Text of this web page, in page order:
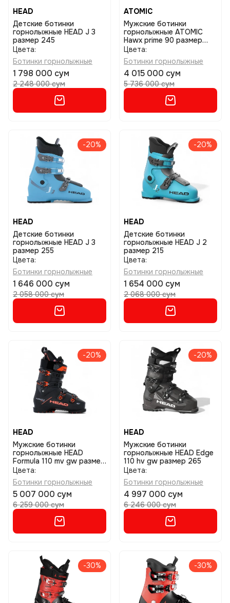
HEAD
Детские ботинки
горнолыжные HEAD J 3
размер 245
Цвета:
Ботинки горнолыжные
1 798 000 сум
2 248 000 сум
ATOMIC
Мужские ботинки
горнолыжные ATOMIC
Hawx prime 90 размер
29/29,5
Цвета:
Ботинки горнолыжные
4 015 000 сум
5 736 000 сум
-20%
HEAD
Детские ботинки
горнолыжные HEAD J 3
размер 255
Цвета:
Ботинки горнолыжные
1 646 000 сум
2 058 000 сум
-20%
HEAD
Детские ботинки
горнолыжные HEAD J 2
размер 215
Цвета:
Ботинки горнолыжные
1 654 000 сум
2 068 000 сум
-20%
HEAD
Мужские ботинки
горнолыжные HEAD
Formula 110 mv gw размер
265
Цвета:
Ботинки горнолыжные
5 007 000 сум
6 259 000 сум
-20%
HEAD
Мужские ботинки
горнолыжные HEAD Edge
110 hv gw размер 265
Цвета:
Ботинки горнолыжные
4 997 000 сум
6 246 000 сум
-30% -30%